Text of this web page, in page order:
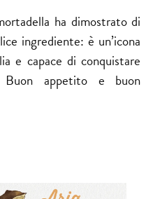
ha dimostrato di
ingrediente: è un’icona
e capace di conquistare
Buon appetito e buon